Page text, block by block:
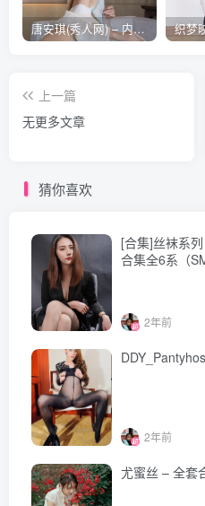
Minna[84P388M]
No.199 [Leghacker] 美腿骇客
No.200 [LegHacker] 美腿骇客
Minna[80P323M]
No.201 [Leghacker] 美腿骇客
No.202 [LegHacker] 美腿骇客
No.203 [Leghacker] 美腿骇客
winnie[78P510M]
No.204 [Leghacker] 美腿骇客
Jennifer [86P]
No.205 [Leghacker] 美腿骇客
[85P532M]
No.206 [Leghacker] 美腿骇客
[98P]
No.207 [Leghacker] 美腿骇客
Winnie [97P]
唐安琪(秀人网) – 内购合集无水印[41期-2026.04]
上一篇
无更多文章
猜你喜欢
[合集]丝袜系
合集全6系（
2年前
2年前
尤蜜丝 – 全套